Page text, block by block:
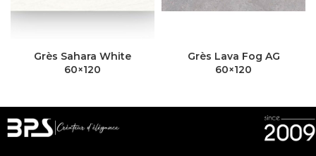
Grès Sahara White
60×120
Grès Lava Fog AG
60×120